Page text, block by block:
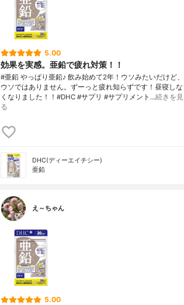
5.00
効果を実感。亜鉛で疲れ対策！！
#亜鉛 やっぱり亜鉛♪ 飲み始めて2年！ウソみたいだけど、
ウソではありません。ずーっと疲れ知らずです！昼寝しな
くなりました！！#DHC #サプリ #サプリメント…続きを見
る
DHC(ディーエイチシー)
亜鉛
え～ちゃん
5.00